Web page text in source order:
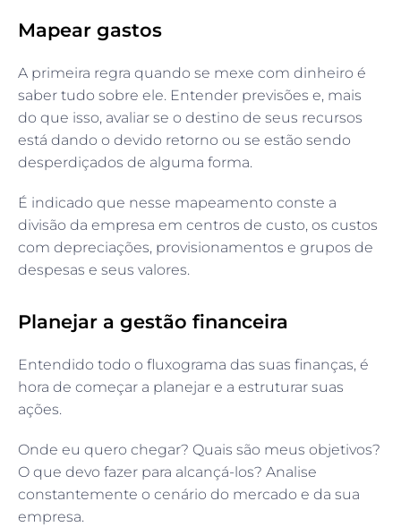
Mapear gastos
A primeira regra quando se mexe com dinheiro é
saber tudo sobre ele. Entender previsões e, mais
do que isso, avaliar se o destino de seus recursos
está dando o devido retorno ou se estão sendo
desperdiçados de alguma forma.
É indicado que nesse mapeamento conste a
divisão da empresa em centros de custo, os custos
com depreciações, provisionamentos e grupos de
despesas e seus valores.
Planejar a gestão financeira
Entendido todo o fluxograma das suas finanças, é
hora de começar a planejar e a estruturar suas
ações.
Onde eu quero chegar? Quais são meus objetivos?
O que devo fazer para alcançá-los? Analise
constantemente o cenário do mercado e da sua
empresa.